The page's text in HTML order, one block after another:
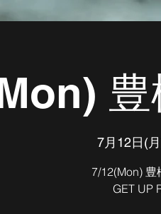
7月12日(
7/12(Mon)
GET UP